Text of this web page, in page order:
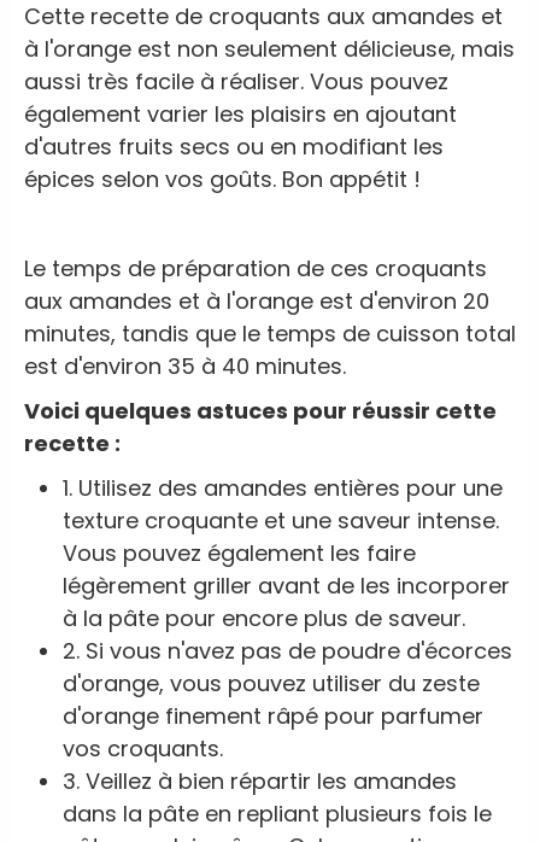
Cette recette de croquants aux amandes et
à l'orange est non seulement délicieuse, mais
aussi très facile à réaliser. Vous pouvez
également varier les plaisirs en ajoutant
d'autres fruits secs ou en modifiant les
épices selon vos goûts. Bon appétit !
Le temps de préparation de ces croquants
aux amandes et à l'orange est d'environ 20
minutes, tandis que le temps de cuisson total
est d'environ 35 à 40 minutes.
Voici quelques astuces pour réussir cette
recette :
1. Utilisez des amandes entières pour une
texture croquante et une saveur intense.
Vous pouvez également les faire
légèrement griller avant de les incorporer
à la pâte pour encore plus de saveur.
2. Si vous n'avez pas de poudre d'écorces
d'orange, vous pouvez utiliser du zeste
d'orange finement râpé pour parfumer
vos croquants.
3. Veillez à bien répartir les amandes
dans la pâte en repliant plusieurs fois le